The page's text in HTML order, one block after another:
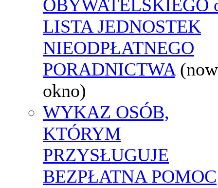
OBYWATELSKIEGO
LISTA JEDNOSTEK
NIEODPŁATNEGO
PORADNICTWA
okno)
WYKAZ OSÓB,
KTÓRYM
PRZYSŁUGUJE
BEZPŁATNA POMOC